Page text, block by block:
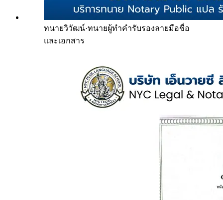
ทนายวิวัฒน์·ทนายผู้ทำคำรับรองลายมือชื่อ
และเอกสาร